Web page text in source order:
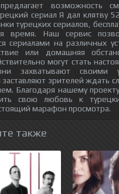
возможность
сериал Я дал клятву
турецких сериалов,
время. Наш сервис
сериалами на различных
или домашняя
могут стать
захватывают своими
зрителей ждать
Благодаря нашему
свою любовь к
марафон просмотра.
также